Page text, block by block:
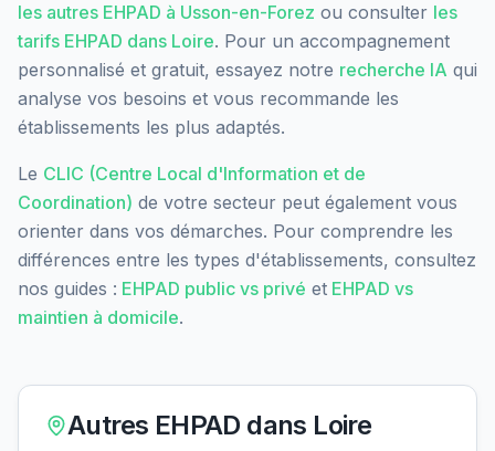
les autres EHPAD à Usson-en-Forez ou consulter les
tarifs EHPAD dans Loire. Pour un accompagnement
personnalisé et gratuit, essayez notre recherche IA qui
analyse vos besoins et vous recommande les
établissements les plus adaptés.
Le CLIC (Centre Local d'Information et de
Coordination) de votre secteur peut également vous
orienter dans vos démarches. Pour comprendre les
différences entre les types d'établissements, consultez
nos guides : EHPAD public vs privé et EHPAD vs
maintien à domicile.
Autres EHPAD dans Loire